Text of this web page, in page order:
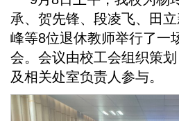
承、贺先锋、段凌飞、田
峰等8位退休教师举行了一
会。会议由校工会组织策
及相关处室负责人参与。